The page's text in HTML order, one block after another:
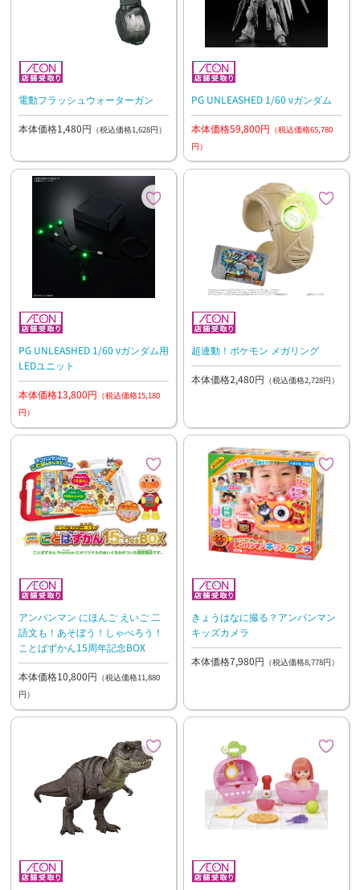
電動フラッシュウォーターガン
本体価格1,480円 （税込価格1,628円）
PG UNLEASHED 1/60 νガンダム
本体価格59,800円 （税込価格65,780
円）
PG UNLEASHED 1/60 νガンダム用
LEDユニット
本体価格13,800円 （税込価格15,180
円）
超連動！ポケモン メガリング
本体価格2,480円 （税込価格2,728円）
アンパンマン にほんご えいご 二
語文も！あそぼう！しゃべろう！
ことばずかん15周年記念BOX
本体価格10,800円 （税込価格11,880
円）
きょうはなに撮る？アンパンマン
キッズカメラ
本体価格7,980円 （税込価格8,778円）